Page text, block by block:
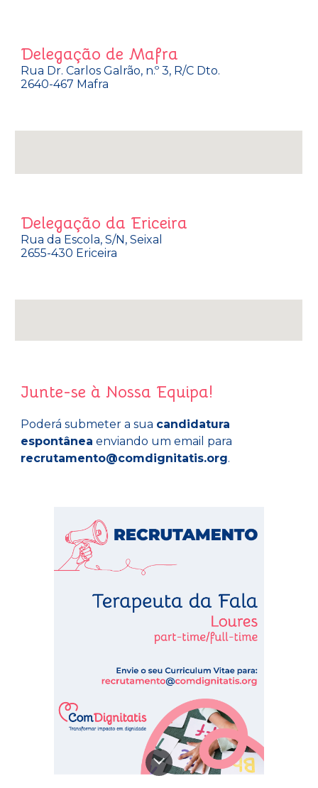
Delegação de Mafra
Rua Dr. Carlos Galrão, n.º 3, R/C Dto.
2640-467 Mafra
Delegação da Ericeira
Rua da Escola, S/N, Seixal
2655-430 Ericeira
Junte-se à Nossa Equipa!
Poderá submeter a sua candidatura
espontânea enviando um email para
recrutamento@comdignitatis.org.